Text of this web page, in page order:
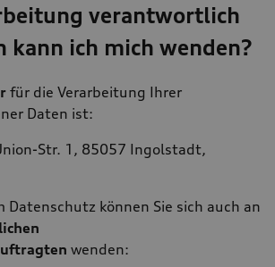
verantwortlich
kann ich mich wenden?
für die Verarbeitung Ihrer
Daten ist:
Str. 1, 85057 Ingolstadt,
Datenschutz können Sie sich auch an
wenden: